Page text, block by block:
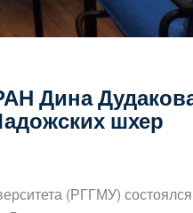
Дина
шхер
(РГГМУ) состоялся